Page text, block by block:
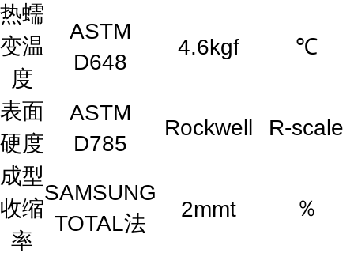
热蠕
变温
度
ASTM
D648
4.6kgf ℃
表面
硬度
ASTM
D785
Rockwell
R-scale
成型
收缩
率
SAMSUNG
TOTAL法
2mmt ％